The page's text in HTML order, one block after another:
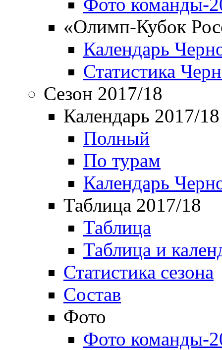
«Олимп-Кубок
Календарь
Статистика
Сезон 2017/18
Календарь 2017/18
Полный
По турам
Календарь
Таблица 2017/18
Таблица
Таблица и
Статистика сезона
Состав
Фото
Фото команды-